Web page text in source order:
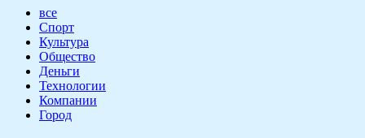
все
Спорт
Культура
Общество
Деньги
Технологии
Компании
Город